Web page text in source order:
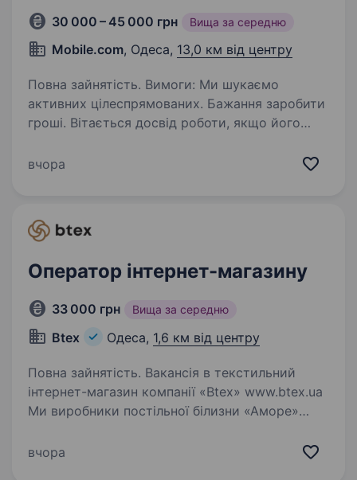
30 000 – 45 000 грн Вища за середню
Mobile.com, Одеса, 13,0 км від центру
Повна зайнятість. Вимоги: Ми шукаємо
активних цілеспрямованих. Бажання заробити
гроші. Вітається досвід роботи, якщо його
Фіксована ставка. У нас високий % від
вчора
Оператор інтернет-магазину
33 000 грн Вища за середню
Btex Одеса, 1,6 км від центру
Повна зайнятість. Вакансія в текстильний
інтернет-магазин компанії «Btex» www.btex.ua
Ми виробники постільної білизни «Аморе»
тиждень; Офіційне працевлаштування Два
вчора